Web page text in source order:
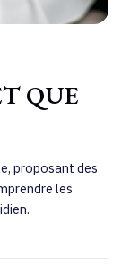
QUE
proposant des
les